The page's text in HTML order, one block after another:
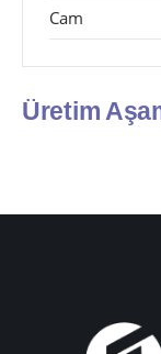
Cam
Üretim